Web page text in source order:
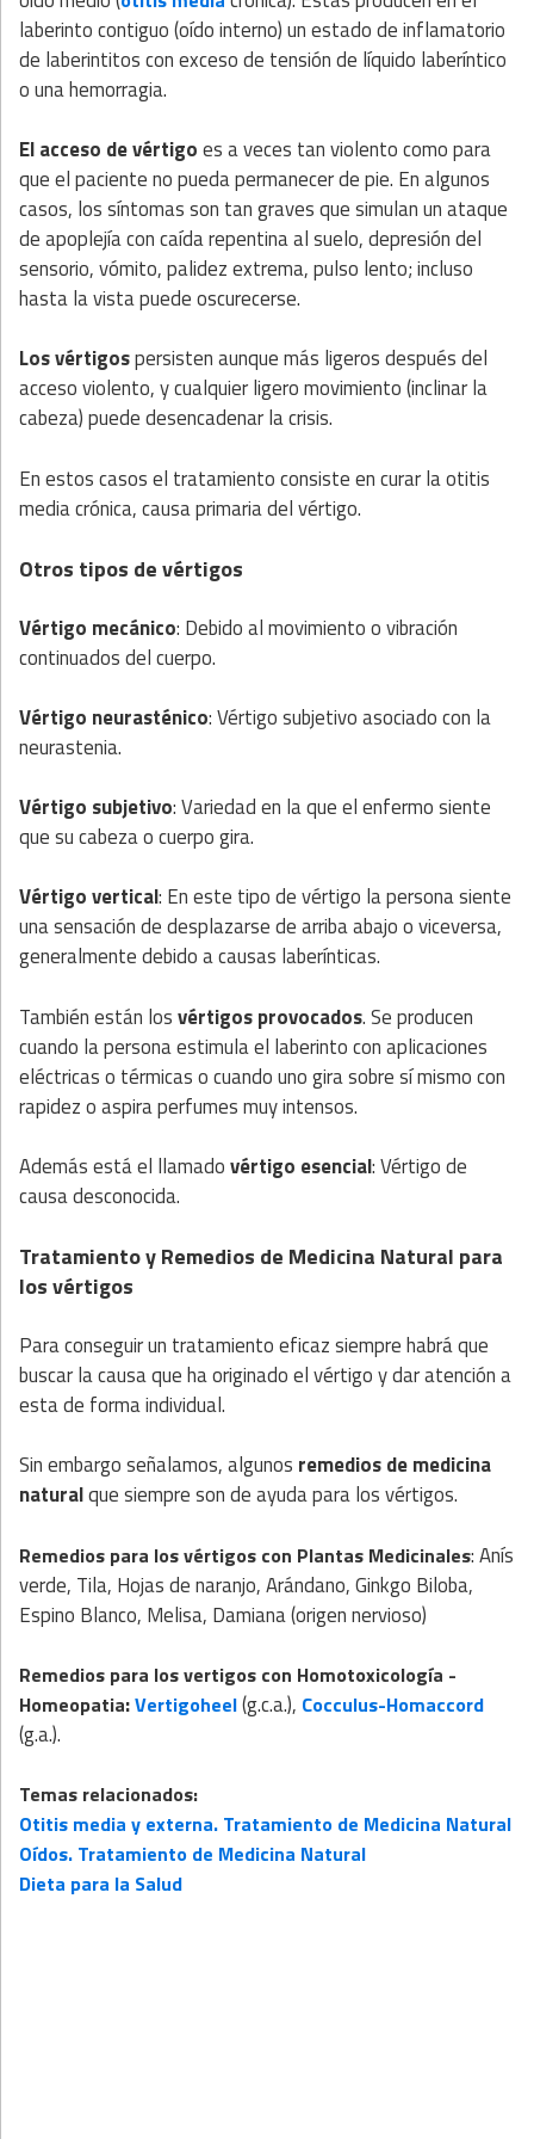
laberinto contiguo (oído interno) un estado de inflamatorio
de laberintitos con exceso de tensión de líquido laberíntico
o una hemorragia.
El acceso de vértigoes a veces tan violento como para
que el paciente no pueda permanecer de pie. En algunos
casos, los síntomas son tan graves que simulan un ataque
de apoplejía con caída repentina al suelo, depresión del
sensorio, vómito, palidez extrema, pulso lento; incluso
hasta la vista puede oscurecerse.
Los vértigospersisten aunque más ligeros después del
acceso violento, y cualquier ligero movimiento (inclinar la
cabeza) puede desencadenar la crisis.
En estos casos el tratamiento consiste en curar la otitis
media crónica, causa primaria del vértigo.
Otros tipos de vértigos
Vértigo mecánico: Debido al movimiento o vibración
continuados del cuerpo.
Vértigo neurasténico: Vértigo subjetivo asociado con la
neurastenia.
Vértigo subjetivo: Variedad en la que el enfermo siente
que su cabeza o cuerpo gira.
Vértigo vertical: En este tipo de vértigo la persona siente
una sensación de desplazarse de arriba abajo o viceversa,
generalmente debido a causas laberínticas.
También están losvértigos provocados. Se producen
cuando la persona estimula el laberinto con aplicaciones
eléctricas o térmicas o cuando uno gira sobre sí mismo con
rapidez o aspira perfumes muy intensos.
Además está el llamadovértigo esencial: Vértigo de
causa desconocida.
Tratamiento y Remedios de Medicina Natural para
los vértigos
Para conseguir un tratamiento eficaz siempre habrá que
buscar la causa que ha originado el vértigo y dar atención a
esta de forma individual.
Sin embargo señalamos, algunos remedios de medicina
naturalque siempre son de ayuda para los vértigos.
Remedios para los vértigos con Plantas Medicinales: Anís
verde, Tila, Hojas de naranjo, Arándano, Ginkgo Biloba,
Espino Blanco, Melisa, Damiana (origen nervioso)
Remedios para los vertigos con Homotoxicología -
Homeopatia:Vertigoheel(g.c.a.), Cocculus-Homaccord
(g.a.).
Temas relacionados:
Otitis media y externa. Tratamiento de Medicina Natural
Oídos. Tratamiento de Medicina Natural
Dieta para la Salud